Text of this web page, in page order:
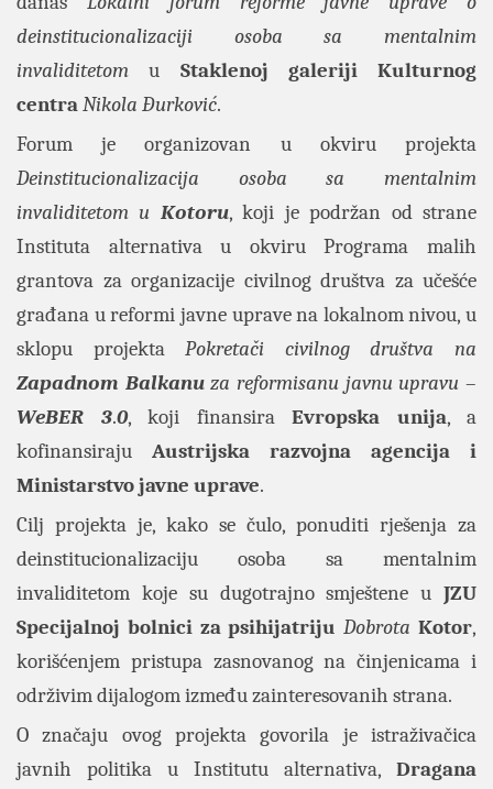
deinstitucionalizaciji osoba sa mentalnim
invaliditetom u Staklenoj galeriji Kulturnog
centraNikola Đurković.
Forum je organizovan u okviru projekta
Deinstitucionalizacija osoba sa mentalnim
invaliditetom u Kotoru, koji je podržan od strane
Instituta alternativa u okviru Programa malih
grantova za organizacije civilnog društva za učešće
građana u reformi javne uprave na lokalnom nivou, u
sklopu projektaPokretači civilnog društva na
Zapadnom Balkanuza reformisanu javnu upravu–
WeBER
3.0, koji finansira Evropska unija, a
kofinansiraju Austrijska razvojna agencija i
Ministarstvo javne uprave.
Cilj projekta je, kako se čulo, ponuditi rješenja za
deinstitucionalizaciju osoba sa mentalnim
invaliditetom koje su dugotrajno smještene u JZU
Specijalnoj bolnici za psihijatriju Dobrota Kotor,
korišćenjem pristupa zasnovanog na činjenicama i
održivim dijalogom između zainteresovanih strana.
O značaju ovog projekta govorila je istraživačica
javnih politika u Institutu alternativa, Dragana